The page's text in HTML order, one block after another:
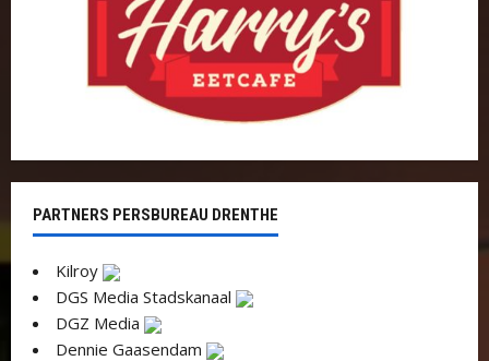
PARTNERS PERSBUREAU DRENTHE
Kilroy
DGS Media Stadskanaal
DGZ Media
Dennie Gaasendam